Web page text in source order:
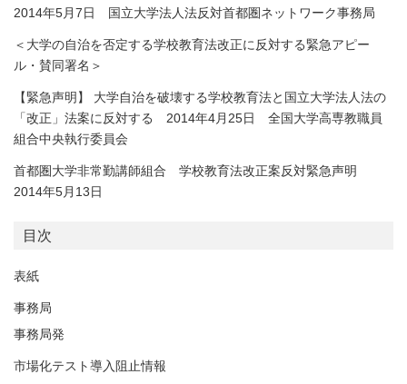
2014年5月7日 国立大学法人法反対首都圏ネットワーク事務局
＜大学の自治を否定する学校教育法改正に反対する緊急アピー
ル・賛同署名＞
【緊急声明】 大学自治を破壊する学校教育法と国立大学法人法の
「改正」法案に反対する 2014年4月25日 全国大学高専教職員
組合中央執行委員会
首都圏大学非常勤講師組合 学校教育法改正案反対緊急声明
2014年5月13日
目次
表紙
事務局
事務局発
市場化テスト導入阻止情報